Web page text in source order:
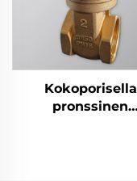
Kokoporisella
pronssinen